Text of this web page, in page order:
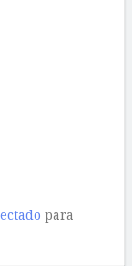
para